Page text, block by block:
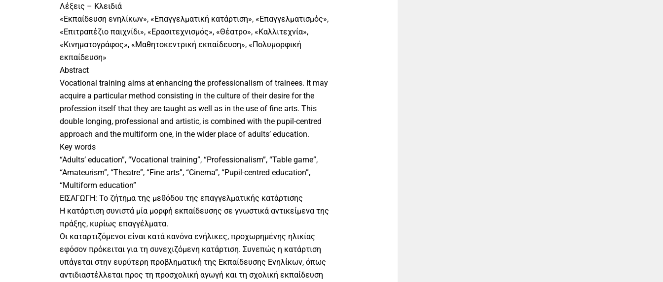
Λέξεις – Κλειδιά
«Εκπαίδευση ενηλίκων», «Επαγγελματική κατάρτιση», «Επαγγελματισμός»,
«Επιτραπέζιο παιχνίδι», «Ερασιτεχνισμός», «Θέατρο», «Καλλιτεχνία»,
«Κινηματογράφος», «Μαθητοκεντρική εκπαίδευση», «Πολυμορφική
εκπαίδευση»
Abstract
Vocational training aims at enhancing the professionalism of trainees. It may
acquire a particular method consisting in the culture of their desire for the
profession itself that they are taught as well as in the use of fine arts. This
double longing, professional and artistic, is combined with the pupil-centred
approach and the multiform one, in the wider place of adults’ education.
Key words
“Adults’ education”, “Vocational training”, “Professionalism”, “Table game”,
“Amateurism”, “Theatre”, “Fine arts”, “Cinema”, “Pupil-centred education”,
“Multiform education”
ΕΙΣΑΓΩΓΗ: Το ζήτημα της μεθόδου της επαγγελματικής κατάρτισης
Η κατάρτιση συνιστά μία μορφή εκπαίδευσης σε γνωστικά αντικείμενα της
πράξης, κυρίως επαγγέλματα.
Οι καταρτιζόμενοι είναι κατά κανόνα ενήλικες, προχωρημένης ηλικίας
εφόσον πρόκειται για τη συνεχιζόμενη κατάρτιση. Συνεπώς η κατάρτιση
υπάγεται στην ευρύτερη προβληματική της Εκπαίδευσης Ενηλίκων, όπως
αντιδιαστέλλεται προς τη προσχολική αγωγή και τη σχολική εκπαίδευση